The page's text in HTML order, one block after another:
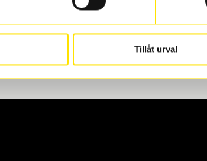
Tillåt urval